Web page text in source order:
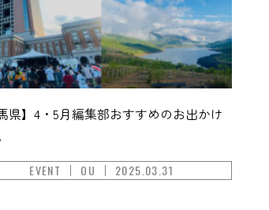
県】4・5月編集部おすすめのお出かけ
EVENT OU 2025.03.31